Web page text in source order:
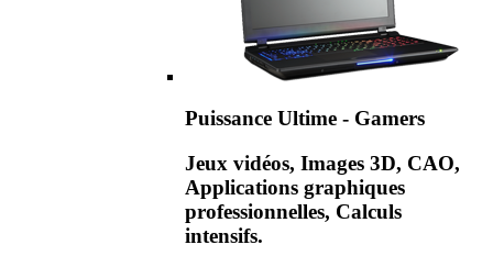
Puissance Ultime - Gamers
Jeux vidéos, Images 3D, CAO,
Applications graphiques
professionnelles, Calculs
intensifs.